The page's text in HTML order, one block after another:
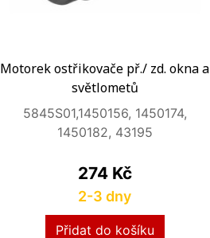
Motorek ostřikovače př./ zd. okna a
světlometů
5845S01,1450156, 1450174,
1450182, 43195
Cena
274 Kč
2-3 dny
Přidat do košíku